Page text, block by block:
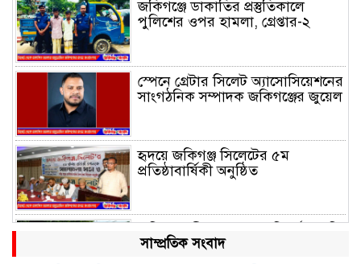
জকিগঞ্জে ডাকাতির প্রস্তুতিকালে
পুলিশের ওপর হামলা, গ্রেপ্তার-২
স্পেনে গ্রেটার সিলেট অ্যাসোসিয়েশনের
সাংগঠনিক সম্পাদক জকিগঞ্জের জুয়েল
হৃদয়ে জকিগঞ্জ সিলেটের ৫ম
প্রতিষ্ঠাবার্ষিকী অনুষ্ঠিত
রেকর্ড ও জরিপ অধিদপ্তরের
সাম্প্রতিক সংবাদ